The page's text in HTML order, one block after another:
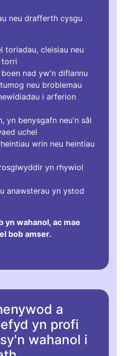
neu drafferth cysgu
toriadau, cleisiau neu
torri
nad yw'n diflannu
neu broblemau
i arferion
yn benysgafn neu'n sâl
uchel
wrin neu heintiau
yn rhywiol
anawsterau yn ystod
yn wahanol, ac mae
bob amser.
a
yn profi
wahanol i